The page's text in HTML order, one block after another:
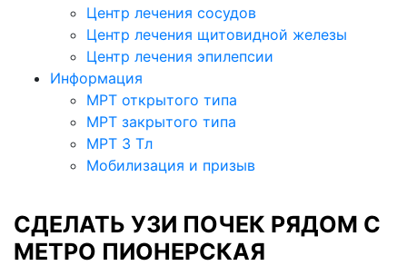
Центр лечения сосудов
Центр лечения щитовидной железы
Центр лечения эпилепсии
Информация
МРТ открытого типа
МРТ закрытого типа
МРТ 3 Тл
Мобилизация и призыв
СДЕЛАТЬ УЗИ ПОЧЕК РЯДОМ С
МЕТРО ПИОНЕРСКАЯ